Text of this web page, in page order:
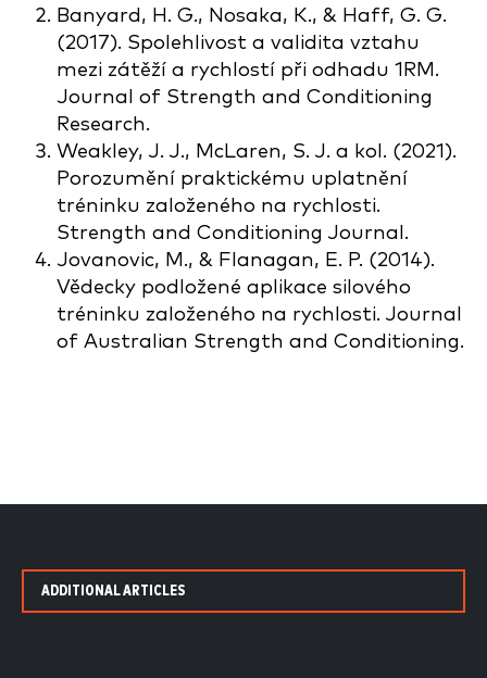
Banyard, H. G., Nosaka, K., & Haff, G. G.
(2017). Spolehlivost a validita vztahu
mezi zátěží a rychlostí při odhadu 1RM.
Journal of Strength and Conditioning
Research.
Weakley, J. J., McLaren, S. J. a kol. (2021).
Porozumění praktickému uplatnění
tréninku založeného na rychlosti.
Strength and Conditioning Journal.
Jovanovic, M., & Flanagan, E. P. (2014).
Vědecky podložené aplikace silového
tréninku založeného na rychlosti. Journal
of Australian Strength and Conditioning.
ADDITIONAL ARTICLES